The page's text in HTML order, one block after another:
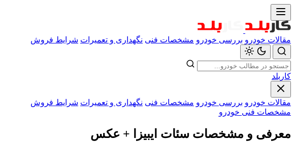
مقالات خودرو بررسی خودرو مشخصات فنی نگهداری و تعمیرات شرایط فروش
کاربلد
مقالات خودرو بررسی خودرو مشخصات فنی نگهداری و تعمیرات شرایط فروش
مشخصات فنی خودرو
معرفی و مشخصات سئات ایبیزا + عکس